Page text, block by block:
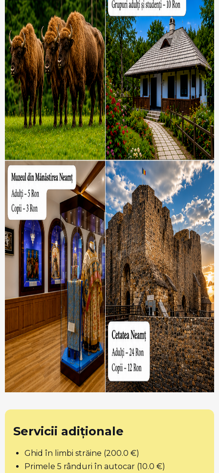
Servicii adiționale
Ghid în limbi străine (200.0 €)
Primele 5 rânduri în autocar (10.0 €)